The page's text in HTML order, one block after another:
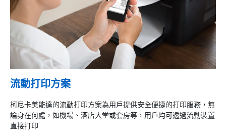
流動打印方案
柯尼卡美能達的流動打印方案為用戶提供安全便捷的打印服務，無
論身在何處，如機場、酒店大堂或套房等，用戶均可透過流動裝置
直接打印